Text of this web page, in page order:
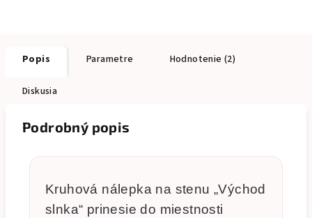
Popis Parametre Hodnotenie (2)
Diskusia
Podrobný popis
Kruhová nálepka na stenu „Východ
slnka“ prinesie do miestnosti